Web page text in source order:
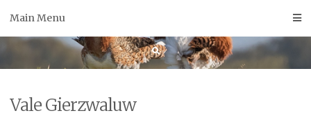
Main Menu
Vale Gierzwaluw